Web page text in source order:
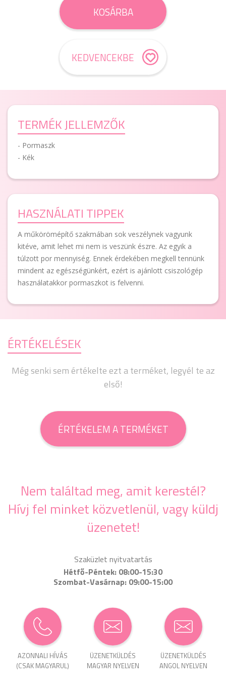
KOSÁRBA
KEDVENCEKBE
TERMÉK JELLEMZŐK
- Pormaszk
- Kék
HASZNÁLATI TIPPEK
A műkörömépítő szakmában sok veszélynek vagyunk
kitéve, amit lehet mi nem is veszünk észre. Az egyik a
túlzott por mennyiség. Ennek érdekében megkell tennünk
mindent az egészségünkért, ezért is ajánlott csiszológép
használatakkor pormaszkot is felvenni.
ÉRTÉKELÉSEK
Még senki sem értékelte ezt a terméket, legyél te az
első!
ÉRTÉKELEM A TERMÉKET
Nem találtad meg, amit kerestél?
Hívj fel minket közvetlenül, vagy küldj
üzenetet!
Szaküzlet nyitvatartás
Hétfő-Péntek: 08:00-15:30
Szombat-Vasárnap: 09:00-15:00
AZONNALI HÍVÁS
(CSAK MAGYARUL)
ÜZENET­KÜLDÉS
MAGYAR NYELVEN
ÜZENET­KÜLDÉS
ANGOL NYELVEN